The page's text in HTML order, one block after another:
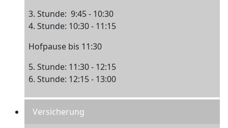
3. Stunde: 9:45 - 10:30
4. Stunde: 10:30 - 11:15
Hofpause bis 11:30
5. Stunde: 11:30 - 12:15
6. Stunde: 12:15 - 13:00
Versicherung